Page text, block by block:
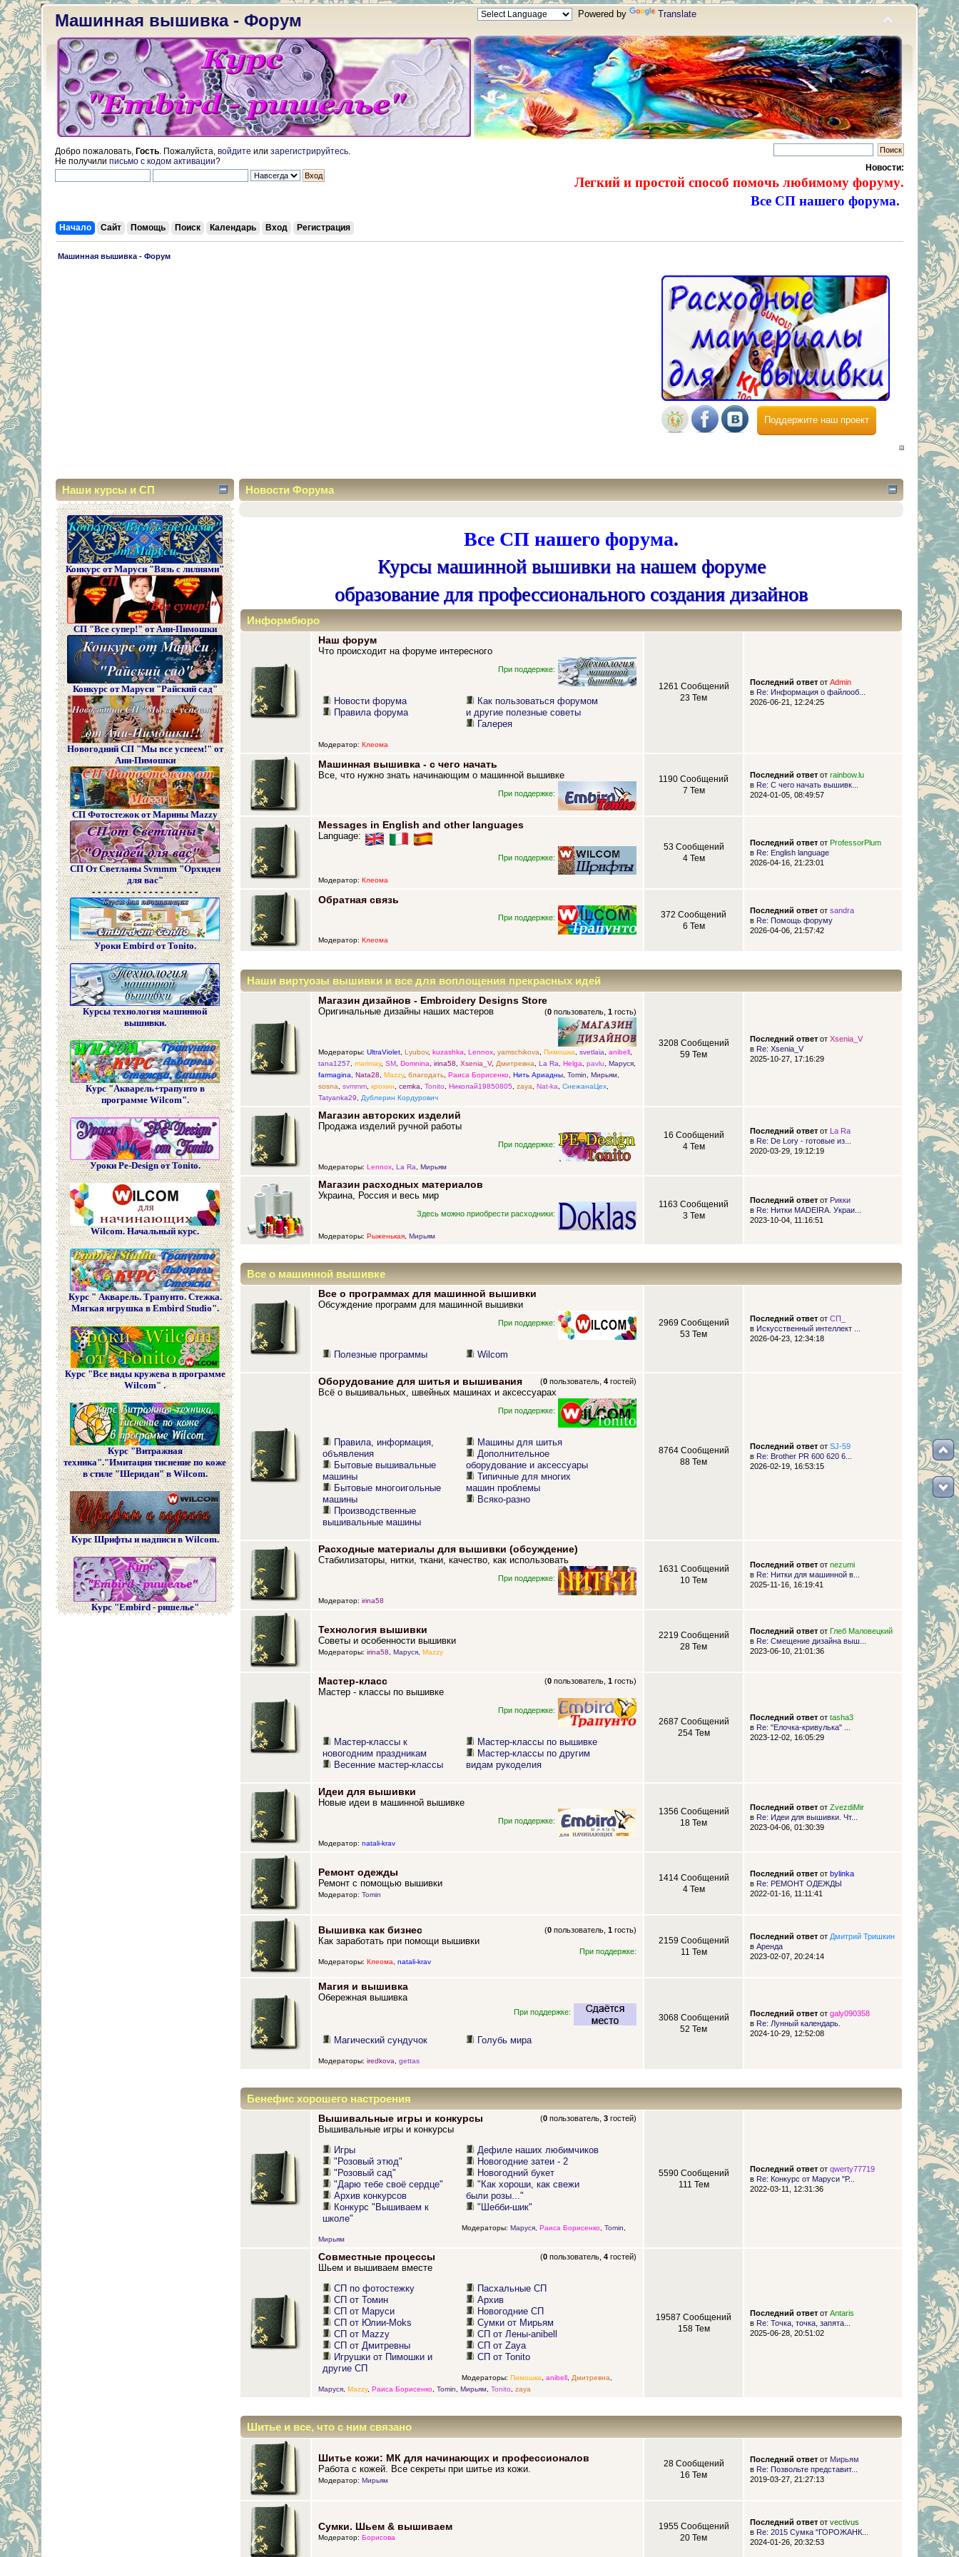
Машинная вышивка - Форум Powered by Translate
Добро пожаловать, Гость . Пожалуйста, войдите или зарегистрируйтесь
Не получили письмо с кодом активации?
Новости:
Легкий и простой способ помочь любимому форуму.
Все СП нашего форума.
Начало Сайт Помощь Поиск Календарь Вход Регистрация
Машинная вышивка - Форум
Поддержите наш проект
Наши курсы и СП
Конкурс от Маруси "Вязь с лилиями"
СП "Все супер!" от Ани-Пимошки
Конкурс от Маруси "Райский сад"
Новогодний СП "Мы все успеем!" от
Ани-Пимошки
СП Фотостежок от Марины Mazzy
СП От Светланы Svmmm "Орхидеи
для вас"
- - - - - - - - - - - - - - - - - - -
Уроки Embird от Tonito.
Курсы технология машинной
вышивки.
Курс "Акварель+трапунто в
программе Wilcom".
Уроки Pe-Design от Tonito.
Wilcom. Начальный курс.
Курс " Акварель. Трапунто. Стежка.
Мягкая игрушка в Embird Studio".
Курс "Все виды кружева в программе
Wilcom" .
Курс "Витражная
техника"."Имитация тиснение по коже
в стиле "Шеридан" в Wilcom.
Курс Шрифты и надписи в Wilcom.
Курс "Embird - ришелье"
Новости Форума
Все СП нашего форума.
Курсы машинной вышивки на нашем форуме
образование для профессионального создания дизайнов
Информбюро
Наш форум
Что происходит на форуме интересного
При поддержке:
Новости форума
Правила форума
Как пользоваться форумом
и другие полезные советы
Галерея
Модератор: Клеома
1261 Сообщений
23 Тем
Последний ответот Admin
в Re: Информация о файлооб...
2026-06-21, 12:24:25
Машинная вышивка - с чего начать
Все, что нужно знать начинающим о машинной вышивке
При поддержке:
1190 Сообщений
7 Тем
Последний ответот rainbow.lu
в Re: С чего начать вышивк...
2024-01-05, 08:49:57
Messages in English and other languages
Language:
При поддержке:
Модератор: Клеома
53 Сообщений
4 Тем
Последний ответот ProfessorPlum
в Re: English language
2026-04-16, 21:23:01
Обратная связь
При поддержке:
Модератор: Клеома
372 Сообщений
6 Тем
Последний ответот sandra
в Re: Помощь форуму
2026-04-06, 21:57:42
Наши виртуозы вышивки и все для воплощения прекрасных идей
Магазин дизайнов - Embroidery Designs Store
(0 пользователь,1 гость)
Оригинальные дизайны наших мастеров
Модераторы: UltraViolet, Lyubov, kuzashka, Lennox, yamschikova, Пимошка, svetlaia, anibell,
tana1257, marimay, SM, Domnina, irina58, Xsenia_V, Дмитревна, La Ra, Helga, pavlu, Маруся,
farmagina, Nata28, Mazzy, благодать, Раиса Борисенко, Нить Ариадны, Tomin, Мирьям,
sosna, svmmm, крохин, cemka, Tonito, Николай19850805, zaya, Nat-ka, СнежанаЦех,
Tatyanka29, Дублерин Кордурович
3208 Сообщений
59 Тем
Последний ответот Xsenia_V
в Re: Xsenia_V
2025-10-27, 17:16:29
Магазин авторских изделий
Продажа изделий ручной работы
При поддержке:
Модераторы: Lennox, La Ra, Мирьям
16 Сообщений
4 Тем
Последний ответот
La Ra
в Re: De Lory - готовые из...
2020-03-29, 19:12:19
Магазин расходных материалов
Украина, Россия и весь мир
Здесь можно приобрести расходники:
Модераторы: Рыженькая, Мирьям
1163 Сообщений
3 Тем
Последний ответот Рикки
в Re: Нитки MADEIRA. Украи...
2023-10-04, 11:16:51
Все о машинной вышивке
Все о программах для машинной вышивки
Обсуждение программ для машинной вышивки
При поддержке:
Полезные программы Wilcom
2969 Сообщений
53 Тем
Последний ответот СП_
в Искусственный интеллект ...
2026-04-23, 12:34:18
Оборудование для шитья и вышивания (0 пользователь,4 гостей)
Всё о вышивальных, швейных машинах и аксессуарах
При поддержке:
Правила, информация,
объявления
Бытовые вышивальные
машины
Бытовые многоигольные
машины
Производственные
вышивальные машины
Машины для шитья
Дополнительное
оборудование и аксессуары
Типичные для многих
машин проблемы
Всяко-разно
8764 Сообщений
88 Тем
Последний ответот SJ-59
в Re: Brother PR 600 620 6...
2026-02-19, 16:53:15
Расходные материалы для вышивки (обсуждение)
Стабилизаторы, нитки, ткани, качество, как использовать
При поддержке:
Модератор: irina58
1631 Сообщений
10 Тем
Последний ответот nezumi
в Re: Нитки для машинной в...
2025-11-16, 16:19:41
Технология вышивки
Советы и особенности вышивки
Модераторы: irina58, Маруся, Mazzy
2219 Сообщений
28 Тем
Последний ответот Глеб Маловецкий
в Re: Смещение дизайна выш...
2023-06-10, 21:01:36
Мастер-класс (0 пользователь,1 гость)
Мастер - классы по вышивке
При поддержке:
Мастер-классы к
новогодним праздникам
Весенние мастер-классы
Мастер-классы по вышивке
Мастер-классы по другим
видам рукоделия
2687 Сообщений
254 Тем
Последний ответот tasha3
в Re: "Елочка-кривулька" ...
2023-12-02, 16:05:29
Идеи для вышивки
Новые идеи в машинной вышивке
При поддержке:
Модератор: natali-krav
1356 Сообщений
18 Тем
Последний ответот ZvezdiMir
в Re: Идеи для вышивки. Чт...
2023-04-06, 01:30:39
Ремонт одежды
Ремонт с помощью вышивки
Модератор: Tomin
1414 Сообщений
4 Тем
Последний ответот bylinka
в Re: РЕМОНТ ОДЕЖДЫ
2022-01-16, 11:11:41
Вышивка как бизнес (0 пользователь,1 гость)
Как заработать при помощи вышивки
При поддержке:
Модераторы: Клеома, natali-krav
2159 Сообщений
11 Тем
Последний ответот Дмитрий Тришкин
в Аренда
2023-02-07, 20:24:14
Магия и вышивка
Обережная вышивка
При поддержке:
Магический сундучок Голубь мира
Модераторы: iredkova gettas
3068 Сообщений
52 Тем
Последний ответот galy090358
в Re: Лунный календарь.
2024-10-29, 12:52:08
Бенефис хорошего настроения
Вышивальные игры и конкурсы (0 пользователь,3 гостей)
Вышивальные игры и конкурсы
Игры
"Розовый этюд"
"Розовый сад"
"Дарю тебе своё сердце"
Архив конкурсов
Конкурс "Вышиваем к
школе"
Дефиле наших любимчиков
Новогодние затеи - 2
Новогодний букет
"Как хороши, как свежи
были розы..."
"Шебби-шик"
Модераторы: Маруся, Раиса Борисенко, Tomin
Мирьям
5590 Сообщений
111 Тем
Последний ответот qwerty77719
в Re: Конкурс от Маруси "Р...
2022-03-11, 12:31:36
Совместные процессы (0 пользователь,4 гостей)
Шьем и вышиваем вместе
СП по фотостежку
СП от Томин
СП от Маруси
СП от Юлии-Moks
СП от Mazzy
СП от Дмитревны
Игрушки от Пимошки и
другие СП
Пасхальные СП
Архив
Новогодние СП
Сумки от Мирьям
СП от Лены-anibell
СП от Zaya
СП от Tonito
Модераторы: Пимошка anibell, Дмитревна
Маруся, Mazzy, Раиса Борисенко, Tomin Мирьям, Tonito zaya
19587 Сообщений
158 Тем
Последний ответот Antaris
в Re: Точка, точка, запята...
2025-06-28, 20:51:02
Шитье и все, что с ним связано
Шитье кожи: МК для начинающих и профессионалов
Работа с кожей. Все секреты при шитье из кожи.
Модератор: Мирьям
28 Сообщений
16 Тем
Последний ответот Мирьям
в Re: Позвольте представит...
2019-03-27, 21:27:13
Сумки. Шьем & вышиваем
Модератор: Борисова
1955 Сообщений
20 Тем
Последний ответот vectivus
в Re: 2015 Сумка "ГОРОЖАНК...
2024-01-26, 20:32:53